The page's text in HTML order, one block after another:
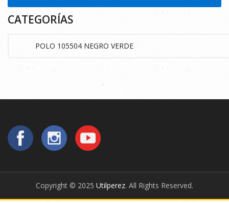
CATEGORÍAS
Copyright © 2025 Utilperez. All Rights Reserved.